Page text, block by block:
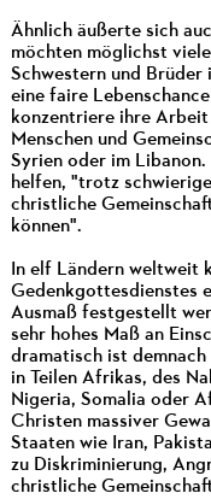
Ähnlich äußerte sich
möchten möglichst
Schwestern und Brüder
eine faire
konzentriere ihre
Menschen und
Syrien oder im
helfen, "trotz
christliche
können".
In elf Ländern weltweit
Gedenkgottesdienstes
Ausmaß festgestellt
sehr hohes Maß an
dramatisch ist
in Teilen Afrikas, des
Nigeria, Somalia oder
Christen massiver
Staaten wie Iran,
zu Diskriminierung,
christliche